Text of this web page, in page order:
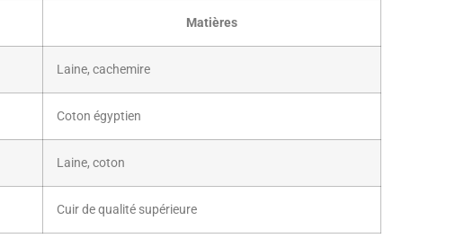
Matières
Laine, cachemire
Coton égyptien
Laine, coton
Cuir de qualité supérieure